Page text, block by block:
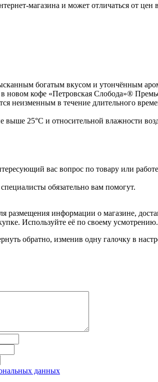
магазина и может отличаться от
богатым вкусом и утончённым
новом кофе «Петровская Слобода»®
неизменным в течение длительного
выше 25°С и относительной влажности
вас вопрос по товару или
обязательно вам помогут.
размещения информации о магазине,
Используйте её по своему усмотрению.
обратно, изменив одну галочку в
данных